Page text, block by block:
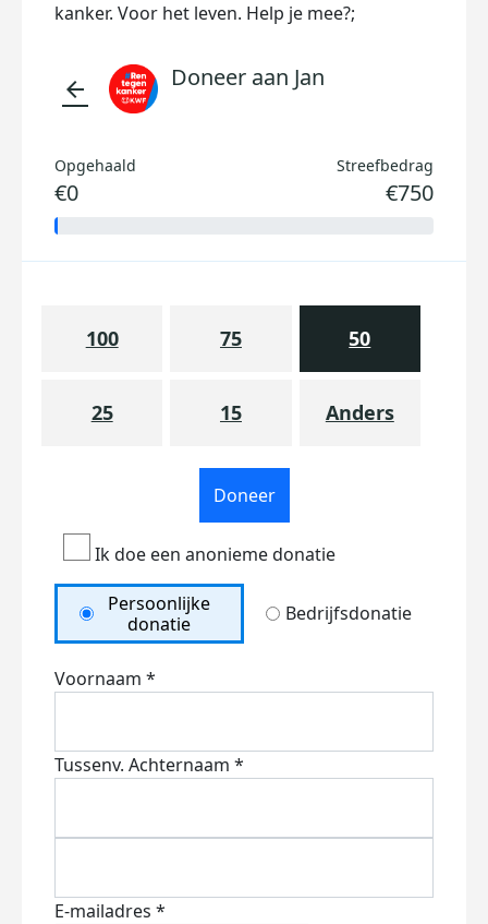
kanker. Voor het leven. Help je mee?;
arrow_back Doneer aan Jan
Opgehaald
€0
Streefbedrag
€750
100 75 50
25 15 Anders
Doneer
Ik doe een anonieme donatie
Persoonlijke
donatie
Bedrijfsdonatie
Voornaam *
Tussenv. Achternaam *
E-mailadres *